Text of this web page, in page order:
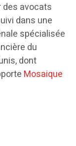
des avocats
dans une
spécialisée
du
dont
Mosaique